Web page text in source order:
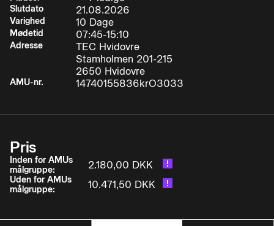
deltageren:
• betjene mobile kraner sikkerheds
• og sundhedsmæssigt fuldt forsvarligt, herunder
af samtidige funktioner samt standsning af
• vurdere byrders vægt og tyngdepunktets
placering, og vide om byrden er anhugget
korrekt, inden der løftes
• vejlede en anhugger, herunder ved hjælp af
Slutdato 21.08.2026
Varighed 10 Dage
Mødetid 07:45-15:10
Adresse
TEC Hvidovre
Stamholmen 201-215
2650 Hvidovre
AMU-nr. 14740155836krO3033
Pris
Inden for AMUs
målgruppe:
2.180,00 DKK
Uden for AMUs
målgruppe:
10.471,50 DKK